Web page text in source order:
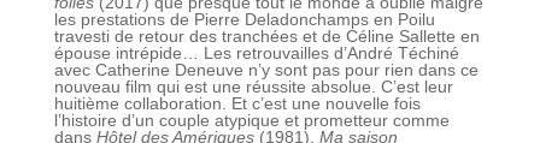
les prestations de Pierre Deladonchamps en Poilu
travesti de retour des tranchées et de Céline Sallette en
épouse intrépide… Les retrouvailles d’André Téchiné
avec Catherine Deneuve n’y sont pas pour rien dans ce
nouveau film qui est une réussite absolue. C’est leur
huitième collaboration. Et c’est une nouvelle fois
l’histoire d’un couple atypique et prometteur comme
dans Hôtel des Amériques(1981), Ma saison